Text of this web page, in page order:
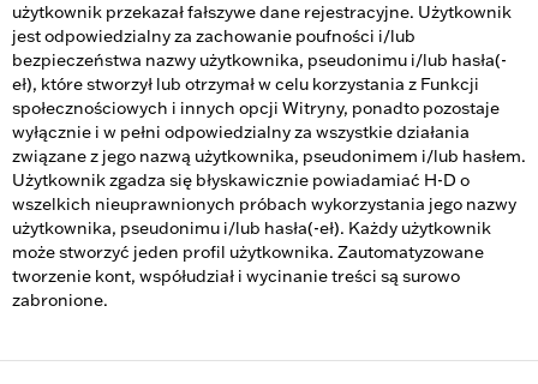
użytkownik przekazał fałszywe dane rejestracyjne. Użytkownik
jest odpowiedzialny za zachowanie poufności i/lub
bezpieczeństwa nazwy użytkownika, pseudonimu i/lub hasła(-
eł), które stworzył lub otrzymał w celu korzystania z Funkcji
społecznościowych i innych opcji Witryny, ponadto pozostaje
wyłącznie i w pełni odpowiedzialny za wszystkie działania
związane z jego nazwą użytkownika, pseudonimem i/lub hasłem.
Użytkownik zgadza się błyskawicznie powiadamiać H-D o
wszelkich nieuprawnionych próbach wykorzystania jego nazwy
użytkownika, pseudonimu i/lub hasła(-eł). Każdy użytkownik
może stworzyć jeden profil użytkownika. Zautomatyzowane
tworzenie kont, współudział i wycinanie treści są surowo
zabronione.